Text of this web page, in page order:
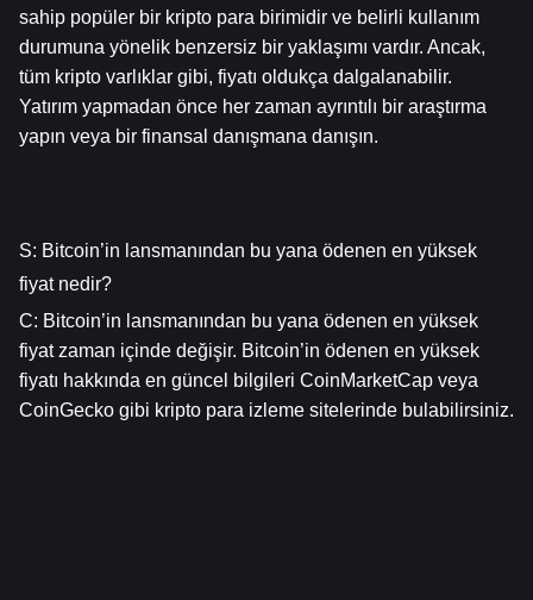
sahip popüler bir kripto para birimidir ve belirli kullanım
durumuna yönelik benzersiz bir yaklaşımı vardır. Ancak,
tüm kripto varlıklar gibi, fiyatı oldukça dalgalanabilir.
Yatırım yapmadan önce her zaman ayrıntılı bir araştırma
yapın veya bir finansal danışmana danışın.
S: Bitcoin’in lansmanından bu yana ödenen en yüksek
fiyat nedir?
C: Bitcoin’in lansmanından bu yana ödenen en yüksek
fiyat zaman içinde değişir. Bitcoin’in ödenen en yüksek
fiyatı hakkında en güncel bilgileri CoinMarketCap veya
CoinGecko gibi kripto para izleme sitelerinde bulabilirsiniz.